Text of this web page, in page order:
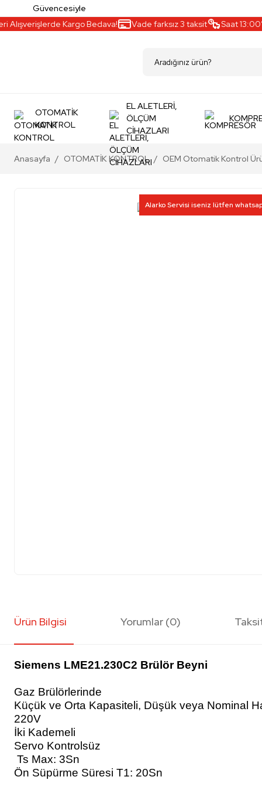
Güvencesiyle
Kargo Bedava! Vade farksız 3 taksit Saat 13:00’a
OTOMATİK
KONTROL
EL ALETLERİ,
ÖLÇÜM
CİHAZLARI
Anasayfa OTOMATİK KONTROL OEM Otomatik Kontrol
Alarko Servisi iseniz lütfen
Ürün Bilgisi Yorumlar (0)
Siemens LME21.230C2 Brülör Beyni
Gaz Brülörlerinde
Küçük ve Orta Kapasiteli, Düşük veya Nominal
220V
İki Kademeli
Servo Kontrolsüz
Ts Max: 3Sn
Ön Süpürme Süresi T1: 20Sn